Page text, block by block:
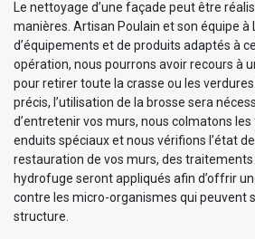
Le nettoyage d’une façade peut être
manières. Artisan Poulain et son équipe à
d’équipements et de produits adaptés à
opération, nous pourrons avoir recours à
pour retirer toute la crasse ou les
précis, l’utilisation de la brosse sera
d’entretenir vos murs, nous colmatons
enduits spéciaux et nous vérifions l’état
restauration de vos murs, des
hydrofuge seront appliqués afin d’offrir
contre les micro-organismes qui peuvent
structure.